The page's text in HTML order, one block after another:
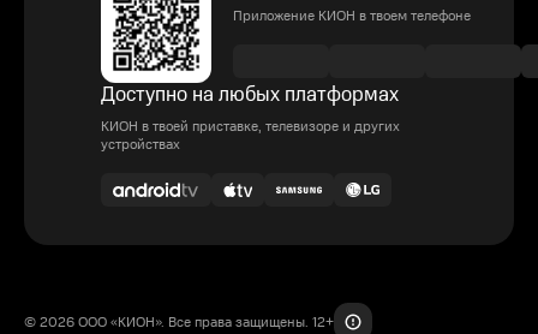
Приложение КИОН в твоем телефоне
Доступно на любых платформах
КИОН в твоей приставке, телевизоре и других
устройствах
© 2026 ООО «КИОН». Все права защищены. 12+